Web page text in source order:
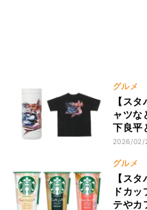
グルメ
【ス
ャツな
下良平
ナミッ
2026/02/
グルメ
【ス
ドカ
テやカ